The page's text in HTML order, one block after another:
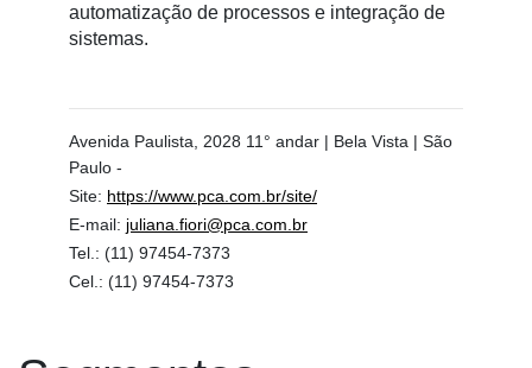
automatização de processos e integração de
sistemas.
Avenida Paulista, 2028 11° andar | Bela Vista | São
Paulo -
Site: https://www.pca.com.br/site/
E-mail: juliana.fiori@pca.com.br
Tel.: (11) 97454-7373
Cel.: (11) 97454-7373